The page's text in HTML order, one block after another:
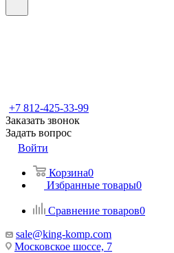
+7 812-425-33-99
Заказать звонок
Задать вопрос
Войти
Корзина0
Избранные товары0
Сравнение товаров0
sale@king-komp.com
Московское шоссе, 7